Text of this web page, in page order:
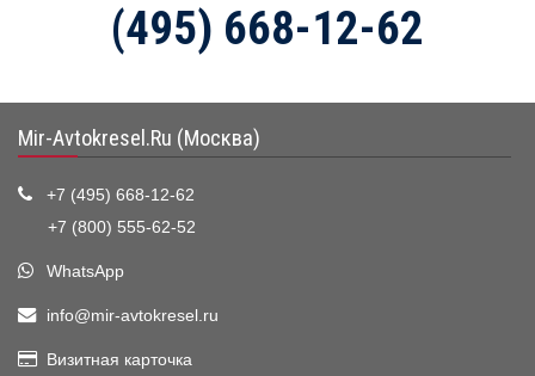
(495) 668-12-62
Mir-Avtokresel.Ru (Москва)
+7 (495) 668-12-62
+7 (800) 555-62-52
WhatsApp
info@mir-avtokresel.ru
Визитная карточка